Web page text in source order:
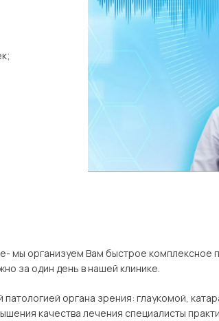
мы организуем Вам быстрое
за один день в нашей клинике.
органа зрения: глаукомой,
качества лечения специалисты